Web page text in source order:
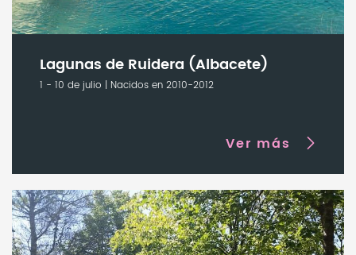
Lagunas de Ruidera (Albacete)
1 - 10 de julio | Nacidos en 2010-2012
Ver más